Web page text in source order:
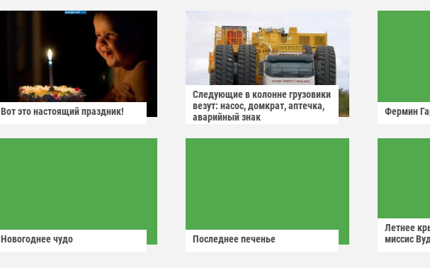
Вот это настоящий праздник!
Следующие в колонне грузовики
везут: насос, домкрат, аптечка,
аварийный знак
Фермин
Новогоднее чудо Последнее печенье
Летнее
миссис